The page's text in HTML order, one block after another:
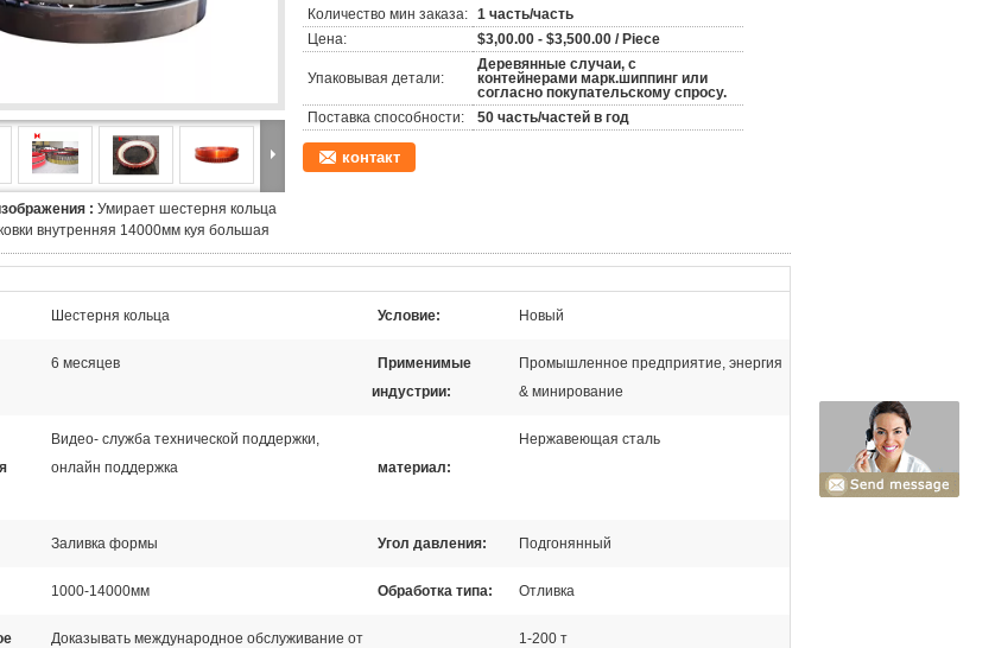
: Умирает шестерня кольца
внутренняя 14000мм куя большая
Количество мин заказа: 1 часть/часть
Цена:
$3,00.00 - $3,500.00 / Piece
Упаковывая детали:
Деревянные случаи, с
контейнерами марк.шиппинг или
согласно покупательскому спросу.
Поставка способности:
50 часть/частей в год
контакт
Шестерня кольца Условие: Новый
6 месяцев
Применимые
индустрии:
Промышленное предприятие, энергия
& минирование
Видео- служба технической поддержки,
онлайн поддержка
материал:
Нержавеющая сталь
Заливка формы Угол давления: Подгонянный
1000-14000мм Обработка типа: Отливка
Доказывать международное обслуживание от
1-200 т